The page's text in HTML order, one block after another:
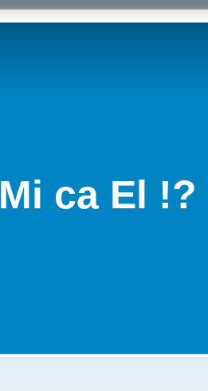
Mi ca El !?